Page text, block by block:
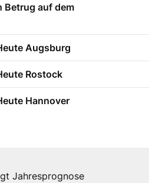
Betrug auf dem
Augsburg
Rostock
Hannover
Jahresprognose